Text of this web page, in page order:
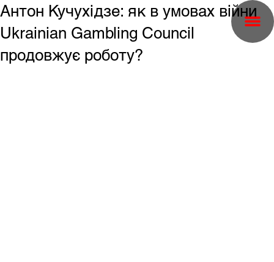
Антон Кучухідзе: як в умовах війни
Ukrainian Gambling Council
продовжує роботу?